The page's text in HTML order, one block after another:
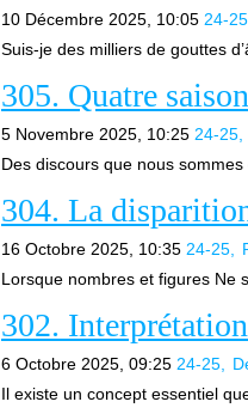
10 Décembre 2025, 10:05 24-25
Suis-je des milliers de gouttes
305. Quatre
5 Novembre 2025, 10:25 24-25
Des discours que nous sommes
304. La
16 Octobre 2025, 10:35 24-25
Lorsque nombres et figures Ne
302.
6 Octobre 2025, 09:25 24-25
Il existe un concept essentiel